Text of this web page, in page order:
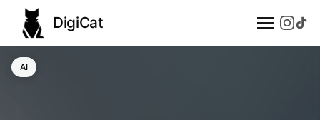
DigiCat
AI
AI